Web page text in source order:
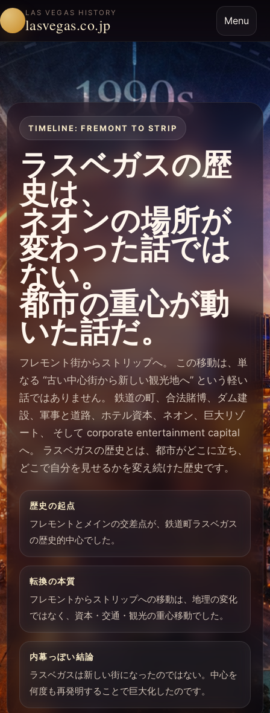
LAS VEGAS HISTORY
lasvegas.co.jp Menu
TIMELINE: FREMONT TO STRIP
ラスベガスの歴
史は、
ネオンの場所が
変わった話では
ない。
都市の重心が動
いた話だ。
フレモント街からストリップへ。 この移動は、単
なる “古い中心街から新しい観光地へ” という軽い
話ではありません。 鉄道の町、合法賭博、ダム建
設、軍事と道路、ホテル資本、ネオン、巨大リゾ
ート、 そして corporate entertainment capital
へ。 ラスベガスの歴史とは、都市がどこに立ち、
どこで自分を見せるかを変え続けた歴史です。
歴史の起点
フレモントとメインの交差点が、鉄道町ラスベガス
の歴史的中心でした。
転換の本質
フレモントからストリップへの移動は、地理の変化
ではなく、資本・交通・観光の重心移動でした。
内幕っぽい結論
ラスベガスは新しい街になったのではない。中心を
何度も再発明することで巨大化したのです。